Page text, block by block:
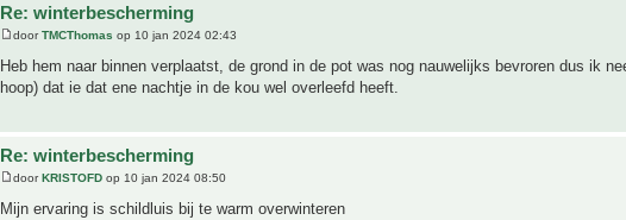
Re: winterbescherming
doorTMCThomas op 10 jan 2024 02:43
Heb hem naar binnen verplaatst, de grond in de pot was nog nauwelijks bevroren dus ik
hoop) dat ie dat ene nachtje in de kou wel overleefd heeft.
Re: winterbescherming
doorKRISTOFD op 10 jan 2024 08:50
Mijn ervaring is schildluis bij te warm overwinteren